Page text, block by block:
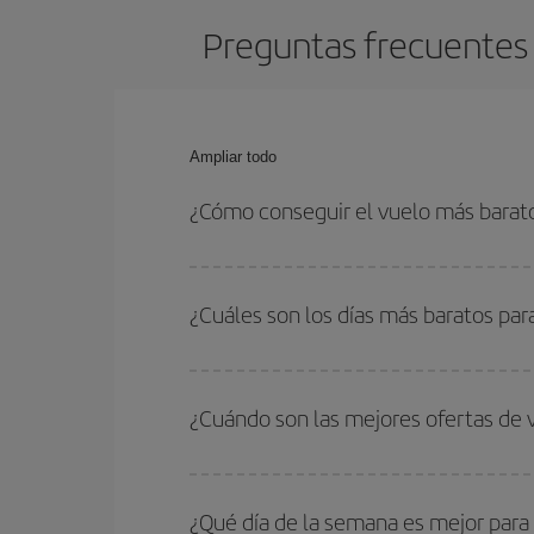
Preguntas
Ampliar todo
¿Cómo conseguir el vuelo más
con las fechas y horarios de ida y vuelta.
¿Cuáles son los días más baratos
quieres ir y en qué fechas habías pensado
para que puedas encontrar la mejor oferta.
¿Cuándo son las mejores ofertas
periodos de vacaciones escolares son
¿Qué día de la semana es mejor